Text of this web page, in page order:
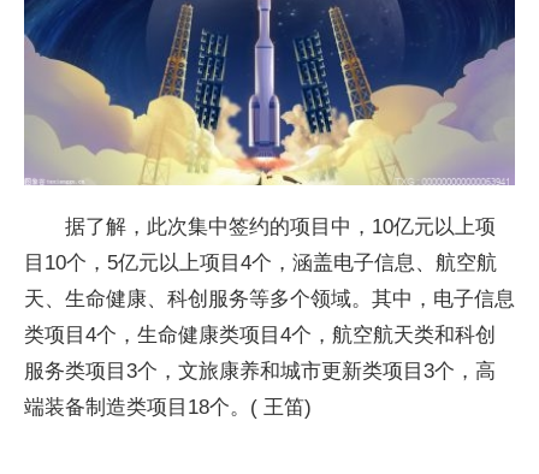
据了解，此次集中签约的项目中，10亿元以上项
目10个，5亿元以上项目4个，涵盖电子信息、航空航
天、生命健康、科创服务等多个领域。其中，电子信息
类项目4个，生命健康类项目4个，航空航天类和科创
服务类项目3个，文旅康养和城市更新类项目3个，高
端装备制造类项目18个。( 王笛)